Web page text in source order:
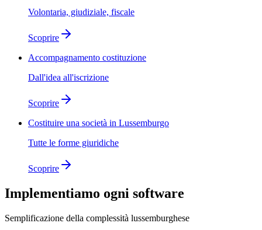
Volontaria, giudiziale, fiscale
Scoprire
Accompagnamento costituzione
Dall'idea all'iscrizione
Scoprire
Costituire una società in Lussemburgo
Tutte le forme giuridiche
Scoprire
Implementiamo ogni software
Semplificazione della complessità lussemburghese